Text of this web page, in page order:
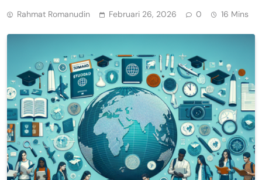
Rahmat Romanudin Februari 26, 2026 0 16 Mins